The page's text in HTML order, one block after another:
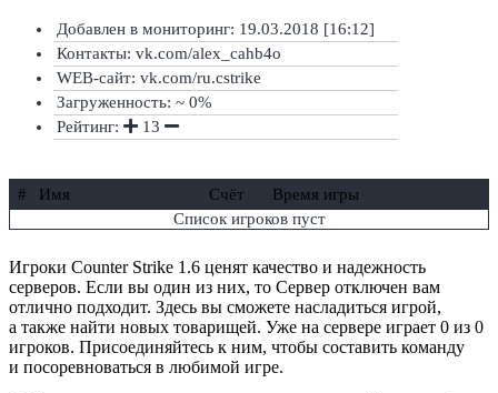
Добавлен в мониторинг: 19.03.2018 [16:12]
Контакты: vk.com/alex_cahb4o
WEB-сайт: vk.com/ru.cstrike
Загруженность: ~ 0%
Рейтинг:
13
# Имя Счёт
Время игры
Список игроков пуст
Игроки Counter Strike 1.6 ценят качество и надежность
серверов. Если вы один из них, то Сервер отключен вам
отлично подходит. Здесь вы сможете насладиться игрой,
а также найти новых товарищей. Уже на сервере играет 0 из 0
игроков. Присоединяйтесь к ним, чтобы составить команду
и посоревноваться в любимой игре.